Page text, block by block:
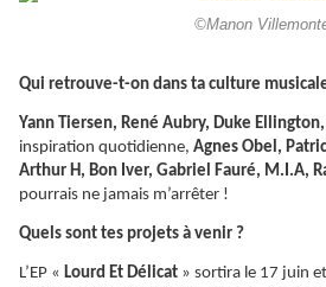
©Manon
Qui retrouve-t-on dans ta culture
Yann Tiersen, René Aubry, Duke
inspiration quotidienne, Agnes Obel,
Arthur H, Bon Iver, Gabriel Fauré, M.I.A,
pourrais ne jamais m’arrêter !
Quels sont tes projets à venir ?
L’EP « Lourd Et Délicat » sortira le 17 juin